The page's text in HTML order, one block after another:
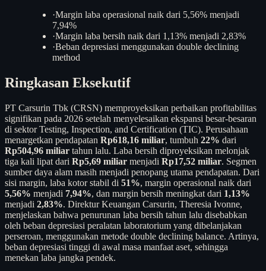
·Margin laba operasional naik dari 5,56% menjadi
7,94%
·Margin laba bersih naik dari 1,13% menjadi 2,83%
·Beban depresiasi menggunakan double declining
method
Ringkasan Eksekutif
PT Carsurin Tbk (CRSN) memproyeksikan perbaikan profitabilitas
signifikan pada 2026 setelah menyelesaikan ekspansi besar-besaran
di sektor Testing, Inspection, and Certification (TIC). Perusahaan
menargetkan pendapatan Rp618,16 miliar, tumbuh 22% dari
Rp504,96 miliar tahun lalu. Laba bersih diproyeksikan melonjak
tiga kali lipat dari Rp5,69 miliar menjadi Rp17,52 miliar. Segmen
sumber daya alam masih menjadi penopang utama pendapatan. Dari
sisi margin, laba kotor stabil di 51%, margin operasional naik dari
5,56% menjadi 7,94%, dan margin bersih meningkat dari 1,13%
menjadi 2,83%. Direktur Keuangan Carsurin, Theresia Ivonne,
menjelaskan bahwa penurunan laba bersih tahun lalu disebabkan
oleh beban depresiasi peralatan laboratorium yang dibelanjakan
perseroan, menggunakan metode double declining balance. Artinya,
beban depresiasi tinggi di awal masa manfaat aset, sehingga
menekan laba jangka pendek.